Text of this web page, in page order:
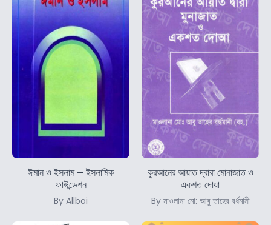
পরবর্তীতে ব্যবহারের জন্য আপনার নাম, ইমেইল ঠিকানা এবং ওয়েব ঠিকানা এই
ব্রাউজারে সংরক্ষণ করুন।
ঈমান ও ইসলাম – ইসলামিক
ফাউন্ডেশন
By Allboi
কুরআনের আয়াত দ্বারা মোনাজাত ও
একশত দোয়া
By মাওলানা মো: আবু তাহের বর্ধমানী